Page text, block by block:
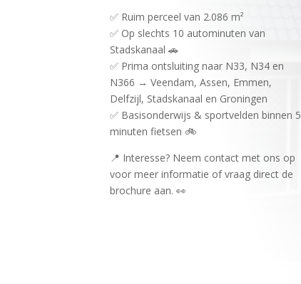
✅ Ruim perceel van 2.086 m²
✅ Op slechts 10 autominuten van
Stadskanaal 🚗
✅ Prima ontsluiting naar N33, N34 en
N366 → Veendam, Assen, Emmen,
Delfzijl, Stadskanaal en Groningen
✅ Basisonderwijs & sportvelden binnen 5
minuten fietsen 🚲
📍 Interesse? Neem contact met ons op
voor meer informatie of vraag direct de
brochure aan. 👀